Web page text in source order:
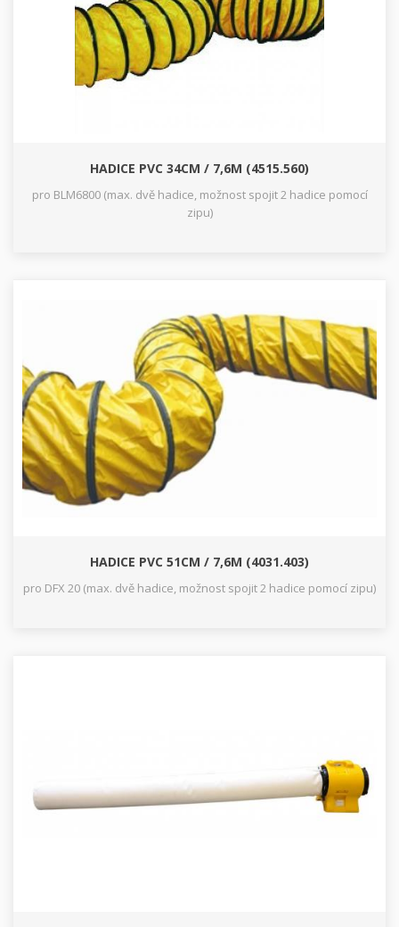
HADICE PVC 34CM / 7,6M (4515.560)
pro BLM6800 (max. dvě hadice, možnost spojit 2 hadice pomocí
zipu)
HADICE PVC 51CM / 7,6M (4031.403)
pro DFX 20 (max. dvě hadice, možnost spojit 2 hadice pomocí zipu)